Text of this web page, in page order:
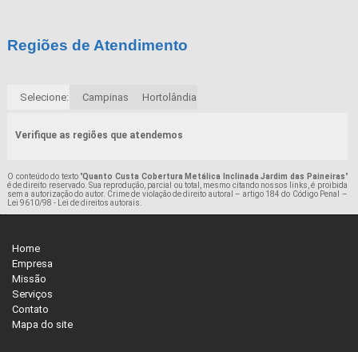
Regiões de Atendimento
Selecione: Campinas Hortolândia
Verifique as regiões que atendemos
O conteúdo do texto "Quanto Custa Cobertura Metálica Inclinada Jardim das Paineiras"
é de direito reservado. Sua reprodução, parcial ou total, mesmo citando nossos links, é proibida
sem a autorização do autor. Crime de violação de direito autoral – artigo 184 do Código Penal –
Lei 9610/98 - Lei de direitos autorais
Home
Empresa
Missão
Serviços
Contato
Mapa do site